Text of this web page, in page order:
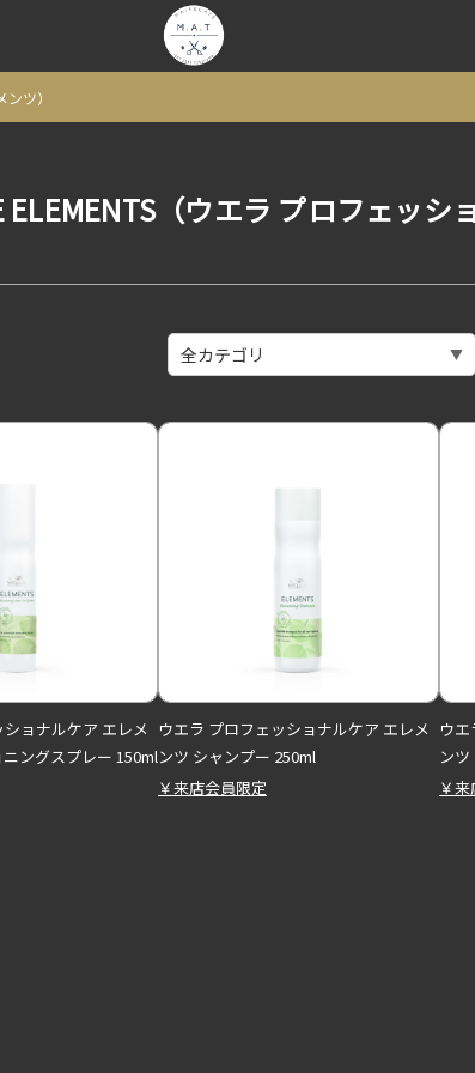
ツ）
ELEMENTS（ウエラ プロフェッ
ョナルケア エレメ
ングスプレー 150ml
ウエラ プロフェッショナルケア エレメ
ンツ シャンプー 250ml
￥来店会員限定
ウ
ン
￥